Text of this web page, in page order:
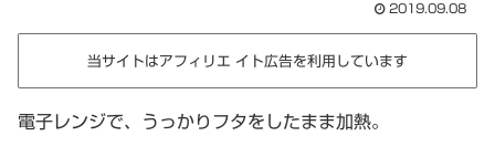
2019.09.08
当サイトはアフィリエ イト広告を利用しています
電子レンジで、うっかりフタをしたまま加熱。